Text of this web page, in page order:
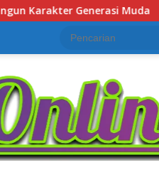
Muhidin Tegaskan